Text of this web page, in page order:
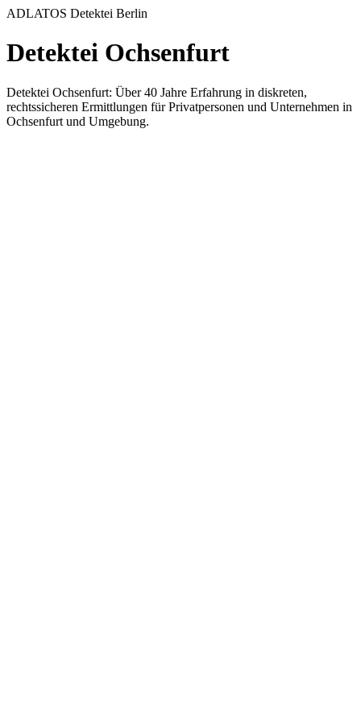
ADLATOS Detektei Berlin
Detektei Ochsenfurt
Detektei Ochsenfurt: Über 40 Jahre Erfahrung in diskreten,
rechtssicheren Ermittlungen für Privatpersonen und Unternehmen in
Ochsenfurt und Umgebung.